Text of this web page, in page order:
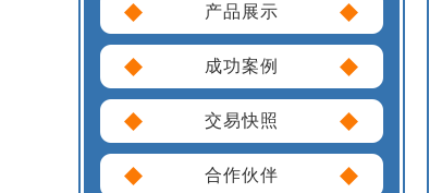
产品展示
成功案例
交易快照
合作伙伴